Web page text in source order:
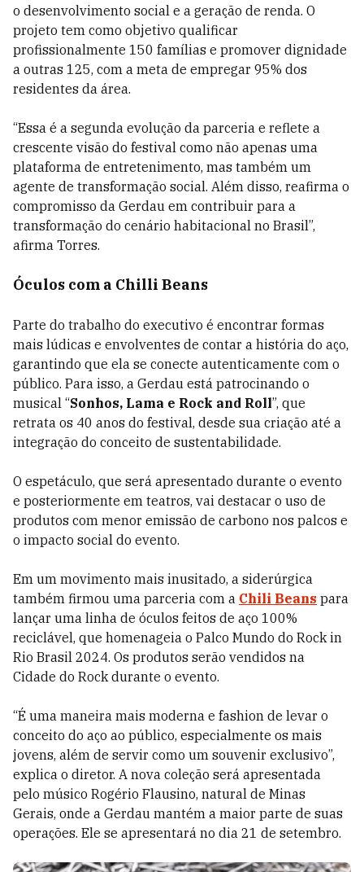
o desenvolvimento social e a geração de renda. O
projeto tem como objetivo qualificar
profissionalmente 150 famílias e promover dignidade
a outras 125, com a meta de empregar 95% dos
residentes da área.
“Essa é a segunda evolução da parceria e reflete a
crescente visão do festival como não apenas uma
plataforma de entretenimento, mas também um
agente de transformação social. Além disso, reafirma o
compromisso da Gerdau em contribuir para a
transformação do cenário habitacional no Brasil”,
afirma Torres.
Óculos com a Chilli Beans
Parte do trabalho do executivo é encontrar formas
mais lúdicas e envolventes de contar a história do aço,
garantindo que ela se conecte autenticamente com o
público. Para isso, a Gerdau está patrocinando o
musical “Sonhos, Lama e Rock and Roll”, que
retrata os 40 anos do festival, desde sua criação até a
integração do conceito de sustentabilidade.
O espetáculo, que será apresentado durante o evento
e posteriormente em teatros, vai destacar o uso de
produtos com menor emissão de carbono nos palcos e
o impacto social do evento.
Em um movimento mais inusitado, a siderúrgica
também firmou uma parceria com a Chili Beans para
lançar uma linha de óculos feitos de aço 100%
reciclável, que homenageia o Palco Mundo do Rock in
Rio Brasil 2024. Os produtos serão vendidos na
Cidade do Rock durante o evento.
“É uma maneira mais moderna e fashion de levar o
conceito do aço ao público, especialmente os mais
jovens, além de servir como um souvenir exclusivo”,
explica o diretor. A nova coleção será apresentada
pelo músico Rogério Flausino, natural de Minas
Gerais, onde a Gerdau mantém a maior parte de suas
operações. Ele se apresentará no dia 21 de setembro.